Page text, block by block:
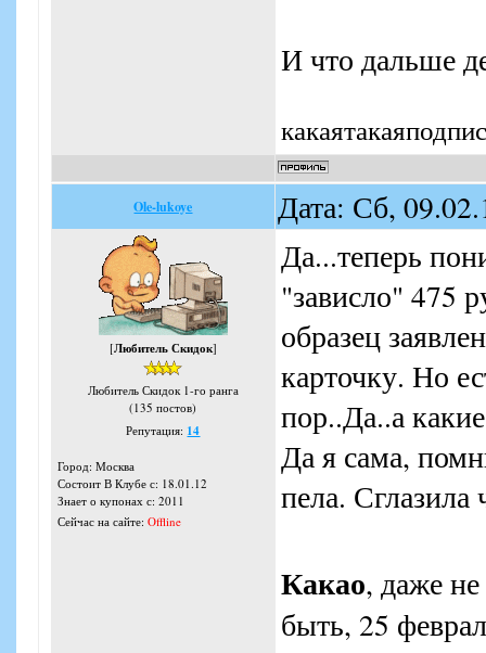
И что дальше
Ole-lukoye Дата: Сб,
[Любитель Скидок]
Любитель Скидок 1-го ранга
(135 постов)
Репутация: 14
Город: Москва
Состоит В Клубе с: 18.01.12
Знает о купонах с: 2011
Сейчас на сайте: Offline
Да...теперь
"зависло" 475
образец
карточку. Но
пор..Да..а
Да я сама,
пела.
Какао, даже
быть, 25